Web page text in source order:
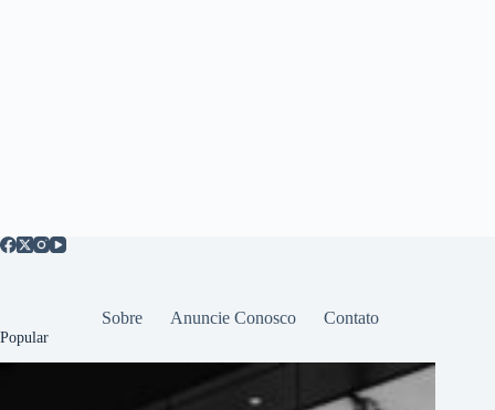
Sobre Anuncie Conosco Contato
Popular